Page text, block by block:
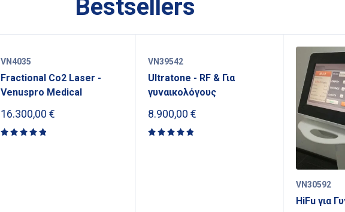
Bestsellers
VN4035
Fractional Co2 Laser -
Venuspro Medical
16.300,00 €
VN39542
Ultratone - RF & Για
γυναικολόγους
8.900,00 €
VN30592
HiFu για